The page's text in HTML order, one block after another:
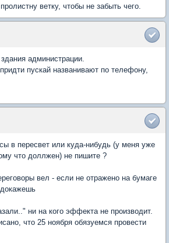
ветку, чтобы не забыть чего.
администрации.
пускай названивают по телефону,
в пересвет или куда-нибудь (у меня уже
что доллжен) не пишите ?
вел - если не отражено на бумаге
ни на кого эффекта не производит.
что 25 ноября обязуемся провести